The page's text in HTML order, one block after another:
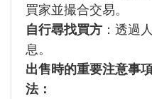
買家並撮合交易。
自行尋找買方 ：透過
息。
出售時的重要注意事
法：